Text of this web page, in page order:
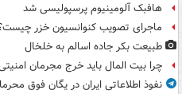
هافبک آلومینیوم پرسپولیسی شد
ماجرای تصویب کنوانسیون خزر
طبیعت بکر جاده اسالم به خلخال
چرا بیت المال باید خرج مجرمان
نفوذ اطلاعاتی ایران در یگان فوق